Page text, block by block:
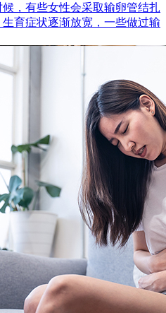
，有些女性会采取输卵管结扎
育症状逐渐放宽，一些做过输